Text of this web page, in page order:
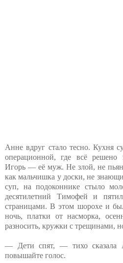
Анне вдруг стало тесно. Кухня
операционной, где всё решено
Игорь — её муж. Не злой, не
как мальчишка у доски, не
суп, на подоконнике стыло
десятилетний Тимофей и
страницами. В этом шорохе и
ночь, платки от насморка,
разносить, кружки с трещинами,
— Дети спят, — тихо сказала
повышайте голос.